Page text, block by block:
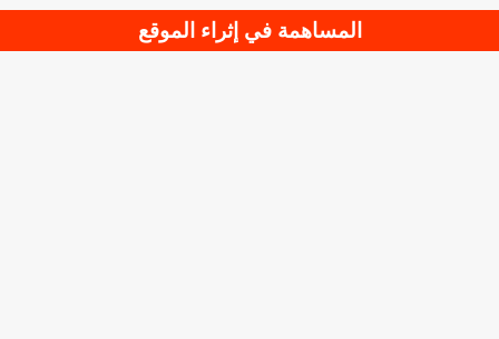
المساهمة في إثراء الموقع